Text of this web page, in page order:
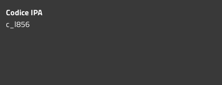
Codice IPA
c_l856